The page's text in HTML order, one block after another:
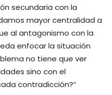
secundaria con la
mayor centralidad a
al antagonismo con la
enfocar la situación
no tiene que ver
sino con el
contradicción?”